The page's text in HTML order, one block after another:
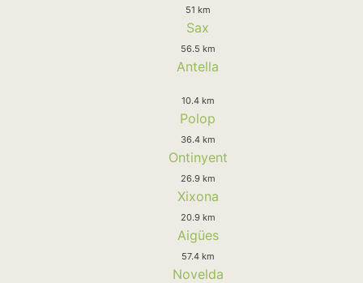
51 km
Sax
56.5 km
Antella
10.4 km
Polop
36.4 km
Ontinyent
26.9 km
Xixona
20.9 km
Aigües
57.4 km
Novelda